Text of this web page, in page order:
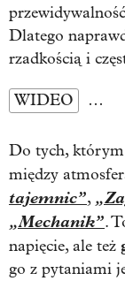
Dlatego
rzadkością i
WIDEO …
Do tych, którym
między
tajemnic”,
„Mechanik”.
napięcie, ale też
go z pytaniami